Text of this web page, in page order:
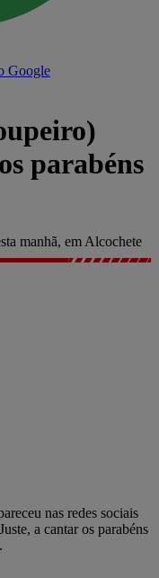
Google
parabéns
manhã, em Alcochete
nas redes sociais
a cantar os parabéns